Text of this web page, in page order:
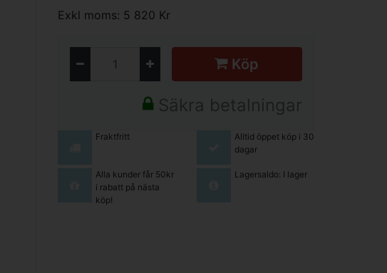
Exkl moms: 5 820 Kr
Köp
Säkra betalningar
Fraktfritt
Alltid öppet köp i 30
dagar
Alla kunder får 50kr
i rabatt på nästa
köp!
Lagersaldo: I lager